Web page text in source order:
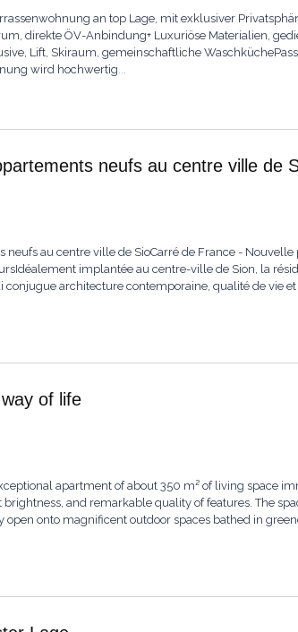
an top Lage, mit exklusiver
direkte ÖV-Anbindung+ Luxuriöse Materialien,
Lift, Skiraum, gemeinschaftliche
wird hochwertig...
neufs au centre ville de
au centre ville de SioCarré de France -
implantée au centre-ville de Sion, la
architecture contemporaine, qualité de vie
of life
apartment of about 350 m² of living space
and remarkable quality of features. The
open onto magnificent outdoor spaces bathed in